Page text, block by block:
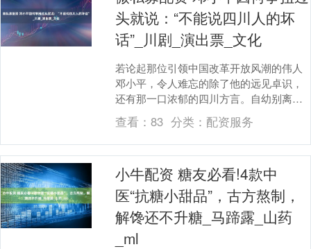
头就说：“不能说四川人的坏
话”_川剧_演出票_文化
若论起那位引领中国改革开放风潮的伟人
邓小平，令人难忘的除了他的远见卓识，
还有那一口浓郁的四川方言。自幼别离故
乡，为了革命的理想，他毅然踏上漫漫征
程，多年未归，唯....
查看：83 分类： 配资服务
小牛配资 糖友必看!4款中
医“抗糖小甜品”，古方熬制，
解馋还不升糖_马蹄露_山药
_ml